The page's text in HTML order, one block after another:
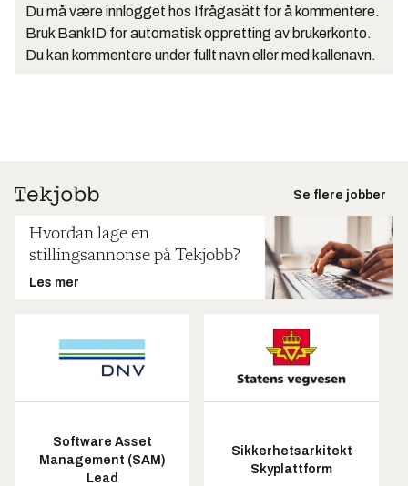
Du må være innlogget hos Ifrågasätt for å kommentere.
Bruk BankID for automatisk oppretting av brukerkonto.
Du kan kommentere under fullt navn eller med kallenavn.
Se flere jobber
Hvordan lage en
stillingsannonse på Tekjobb?
Les mer
Software Asset
Management (SAM)
Lead
Sikkerhetsarkitekt
Skyplattform